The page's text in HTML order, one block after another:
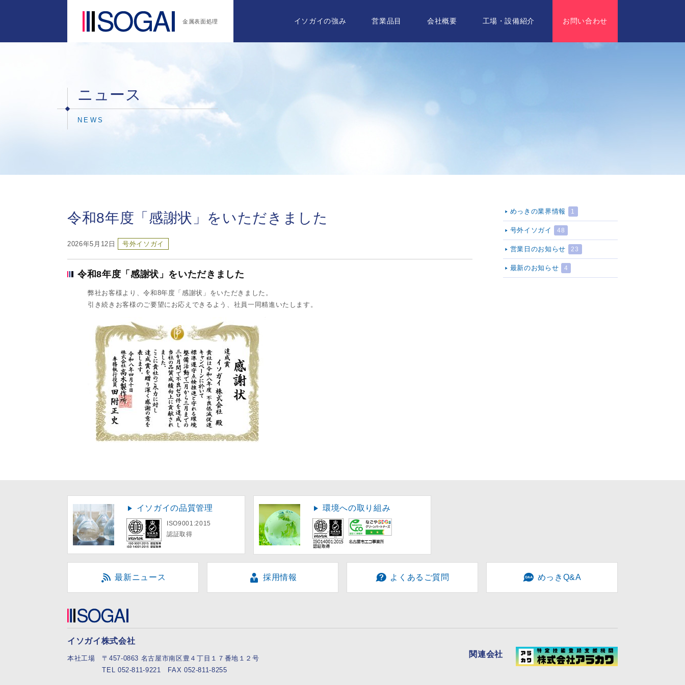
金属表面処理 イソガイの強み 営業品目 会社概要 工場・設備紹介 お問い合わせ
ニュース
NEWS
めっきの業界情報 1
号外イソガイ 48
営業日のお知らせ 23
最新のお知らせ 4
令和8年度「感謝状」をいただきました
2026年5月12日 号外イソガイ
令和8年度「感謝状」をいただきました
弊社お客様より、令和8年度「感謝状」をいただきました。
引き続きお客様のご要望にお応えできるよう、社員一同精進いたします。
イソガイの品質管理
ISO9001:2015
認証取得
環境への取り組み
最新ニュース 採用情報 よくあるご質問 めっきQ&A
イソガイ株式会社
本社工場〒457-0863 名古屋市南区豊４丁目１７番地１２号
TEL 052-811-9221 FAX 052-811-8255
関連会社